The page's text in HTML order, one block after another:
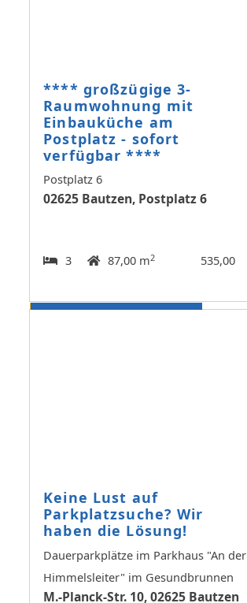
**** großzügige 3-
Raumwohnung mit
Einbauküche am
Postplatz - sofort
verfügbar ****
Postplatz 6
02625 Bautzen, Postplatz 6
3 87,00 m2 535,00
Keine Lust auf
Parkplatzsuche? Wir
haben die Lösung!
Dauerparkplätze im Parkhaus "An der
Himmelsleiter" im Gesundbrunnen
M.-Planck-Str. 10, 02625 Bautzen